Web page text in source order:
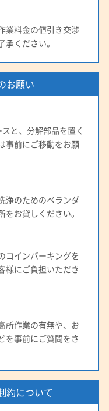
知県) 稲沢市
飛島村
(愛知県) 刈谷市
(愛知県) 瀬戸市
阿久比町
南知多町
武豊町
知県) 東海市
知県) 尾張旭市
設楽郡豊根村
港区
屋市西区
屋市中村区
業料金の値引き交渉
ください。
お願い
と、分解部品を置く
事前にご移動をお願
浄のためのベランダ
お貸しください。
コインパーキングを
様にご負担いただき
所作業の有無や、お
を事前にご質問をさ
約について